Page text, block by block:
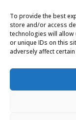
To provide the best
store and/or access
technologies will
or unique IDs on this
adversely affect
3